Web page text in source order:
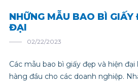
NHỮNG MẪU BAO BÌ GIẤY
ĐẠI
02/22/2023
Các mẫu bao bì giấy đẹp và hiện đại
hàng đầu cho các doanh nghiệp.